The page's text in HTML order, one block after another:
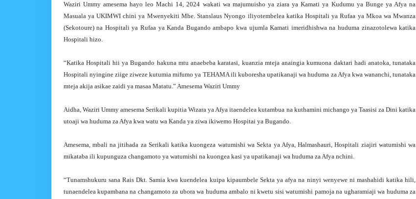
Waziri Ummy amesema hayo leo Machi 14, 2024 wakati wa majumuisho ya ziara ya Kamati ya Kudumu ya Bunge ya Afya na
Masuala ya UKIMWI chini ya Mwenyekiti Mhe. Stanslaus Nyongo iliyotembelea katika Hospitali ya Rufaa ya Mkoa wa Mwanza
(Sekotoure) na Hospitali ya Rufaa ya Kanda Bugando ambapo kwa ujumla Kamati imeridhishwa na huduma zinazotolewa katika
Hospitali hizo.
“Katika Hospitali hii ya Bugando hakuna mtu anaebeba karatasi, kuanzia mteja anaingia kumuona daktari hadi anatoka, tunataka
Hospitali nyingine ziige ziweze kutumia mifumo ya TEHAMA ili kuboresha upatikanaji wa huduma za Afya kwa wananchi, tunataka
mteja akija asikae zaidi ya masaa Matatu.” Amesema Waziri Ummy
Aidha, Waziri Ummy amesema Serikali kupitia Wizara ya Afya itaendelea kutambua na kuthamini michango ya Taasisi za Dini katika
utoaji wa huduma za Afya kwa watu wa Kanda ya ziwa ikiwemo Hospitai ya Bugando.
Amesema, mbali na jitihada za Serikali katika kuongeza watumishi wa Sekta ya Afya, Halmashauri, Hospitali ziajiri watumishi wa
mikataba ili kupunguza changamoto ya watumishi na kuongea kasi ya upatikanaji wa huduma za Afya nchini.
“Tunamshukuru sana Rais Dkt. Samia kwa kuendelea kuipa kipaumbele Sekta ya afya na ninyi wenyewe ni mashahidi katika hili,
tunaendelea kupambana na changamoto za ubora wa huduma ambalo ni kwetu sisi watumishi pamoja na ugharamiaji wa huduma za